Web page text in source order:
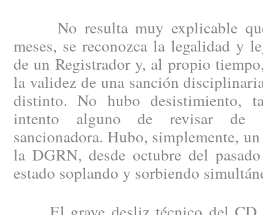
No resulta muy explicable
meses, se reconozca la legalidad y
de un Registrador y, al propio
la validez de una sanción
distinto. No hubo desistimiento,
intento alguno de revisar de
sancionadora. Hubo, simplemente,
la DGRN, desde octubre del
estado soplando y sorbiendo